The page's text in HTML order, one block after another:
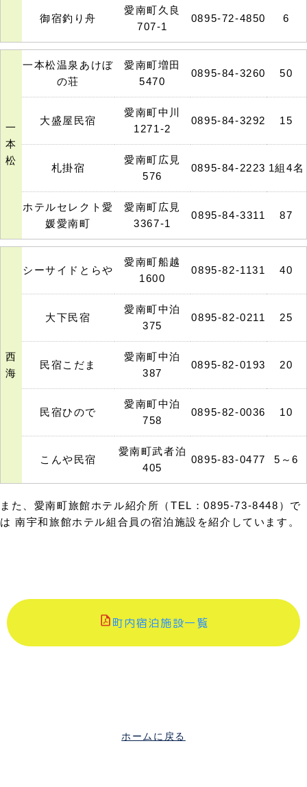
御宿釣り舟
愛南町久良
707-1
0895-72-4850 6
一
本
松
一本松温泉あけぼ
の荘
愛南町増田
5470
0895-84-3260 50
大盛屋民宿
愛南町中川
1271-2
0895-84-3292 15
札掛宿
愛南町広見
576
0895-84-2223 1組4名
ホテルセレクト愛
媛愛南町
愛南町広見
3367-1
0895-84-3311 87
西
海
シーサイドとらや
愛南町船越
1600
0895-82-1131 40
大下民宿
愛南町中泊
375
0895-82-0211 25
民宿こだま
愛南町中泊
387
0895-82-0193 20
民宿ひので
愛南町中泊
758
0895-82-0036 10
こんや民宿
愛南町武者泊
405
0895-83-0477 5～6
また、愛南町旅館ホテル紹介所（TEL：0895-73-8448）で
は 南宇和旅館ホテル組合員の宿泊施設を紹介しています。
町内宿泊施設一覧
ホームに戻る